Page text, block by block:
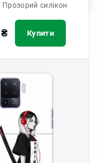
Прозорий силікон
₴ Купити